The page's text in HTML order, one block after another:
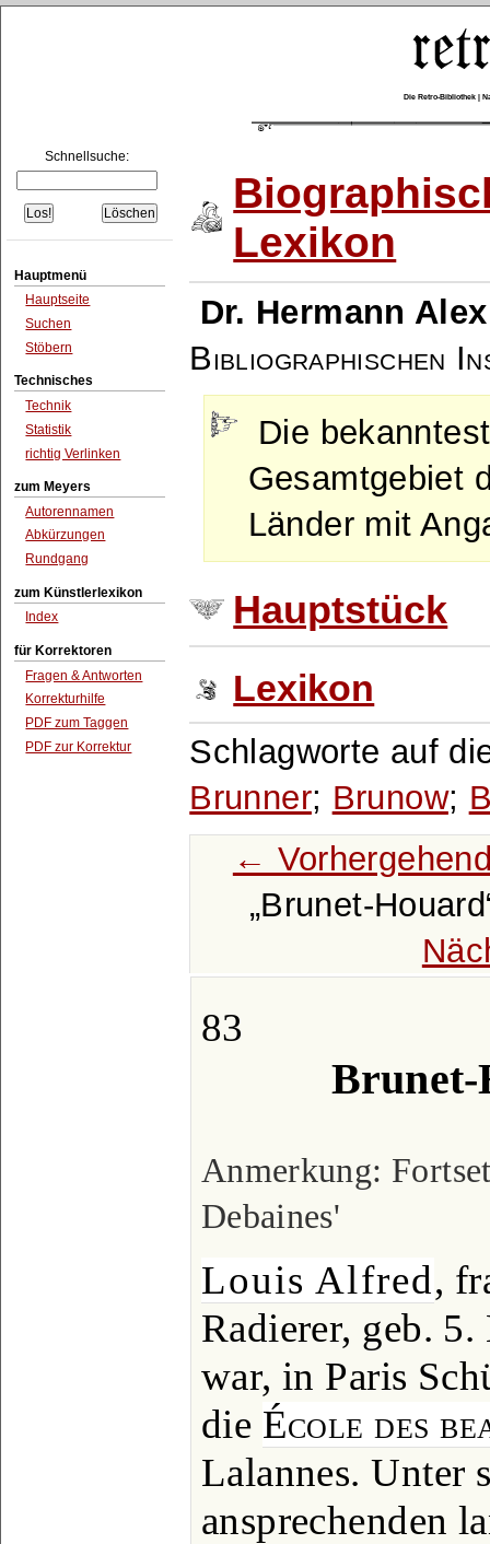
Die Retro-Bibliothek |
Schnellsuche:
Hauptmenü
Hauptseite
Suchen
Stöbern
Technisches
Technik
Statistik
richtig Verlinken
zum Meyers
Autorennamen
Abkürzungen
Rundgang
zum Künstlerlexikon
Index
für Korrektoren
Fragen & Antworten
Korrekturhilfe
PDF zum Taggen
PDF zur Korrektur
Lexikon
Dr. Hermann
Bibliographischen
Die
Gesamtgebiet
Länder mit
Hauptstück
Lexikon
Schlagworte auf
Brunner; Brunow;
←
Brunet-Houard
83
Anmerkung:
Debaines'
Louis Alfred,
Radierer, geb.
war, in Paris
die École des
Lalannes. Unter
ansprechenden